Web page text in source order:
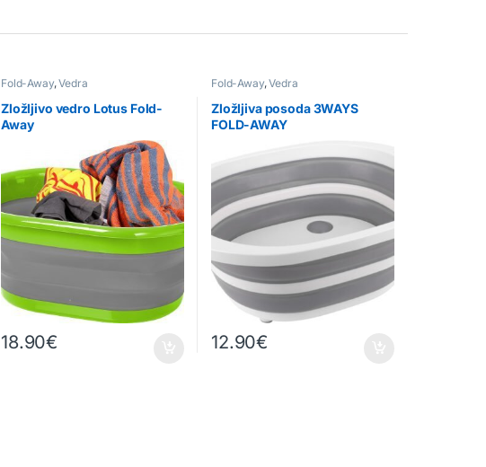
Fold-Away,Vedra
Zložljivo vedro Lotus Fold-
Away
18.90€
Fold-Away,Vedra
Zložljiva posoda 3WAYS
FOLD-AWAY
12.90€